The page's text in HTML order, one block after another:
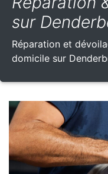
sur
Réparation et
domicile sur